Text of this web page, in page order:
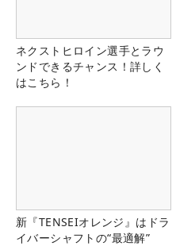
ネクストヒロイン選手とラウ
ンドできるチャンス！詳しく
はこちら！
新『TENSEIオレンジ』はドラ
イバーシャフトの“最適解”